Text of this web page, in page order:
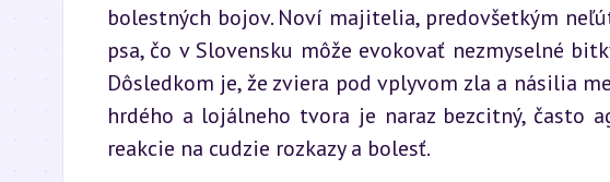
bolestných bojov. Noví majitelia, predovšetkým
psa, čo v Slovensku môže evokovať nezmyselné
Dôsledkom je, že zviera pod vplyvom zla a násilia
hrdého a lojálneho tvora je naraz bezcitný, často
reakcie na cudzie rozkazy a bolesť.